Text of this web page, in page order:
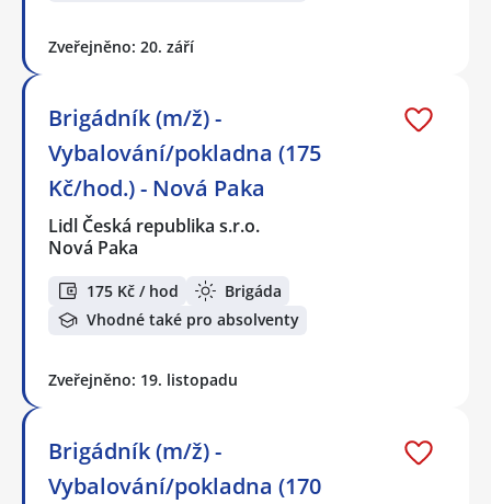
Zveřejněno: 20. září
Brigádník (m/ž) -
Vybalování/pokladna (175
Kč/hod.) - Nová Paka
Lidl Česká republika s.r.o.
Nová Paka
175 Kč / hod
Brigáda
Vhodné také pro absolventy
Zveřejněno: 19. listopadu
Brigádník (m/ž) -
Vybalování/pokladna (170